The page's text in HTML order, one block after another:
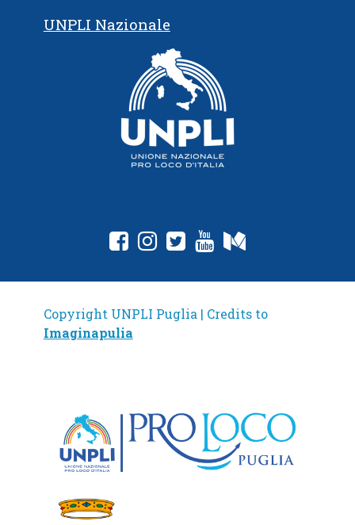
UNPLI Nazionale
fab fa-facebook-square
fab fa-instagram
fab fa-twitter-square
fab fa-youtube
Copyright UNPLI Puglia | Credits to
Imaginapulia